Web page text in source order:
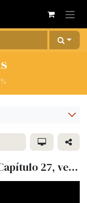
%
Evangelho de Mateus Capítulo 27, versículos32-56 | Lumo